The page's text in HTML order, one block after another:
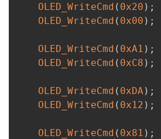
OLED_WriteCmd ( 0x20 ) ;
OLED_WriteCmd ( 0x00 ) ;
OLED_WriteCmd ( 0xA1 ) ;
OLED_WriteCmd ( 0xC8 ) ;
OLED_WriteCmd ( 0xDA) ;
OLED_WriteCmd ( 0x12 ) ;
OLED_WriteCmd ( 0x81 ) ;